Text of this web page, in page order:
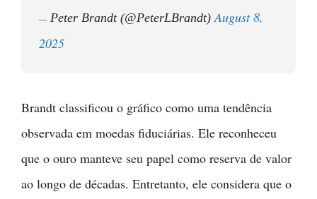
— Peter Brandt (@PeterLBrandt) August 8,
2025
Brandt classificou o gráfico como uma tendência
observada em moedas fiduciárias. Ele reconheceu
que o ouro manteve seu papel como reserva de valor
ao longo de décadas. Entretanto, ele considera que o